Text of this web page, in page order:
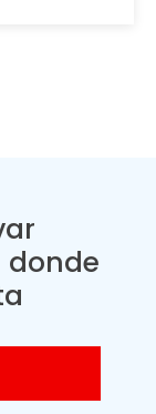
donde